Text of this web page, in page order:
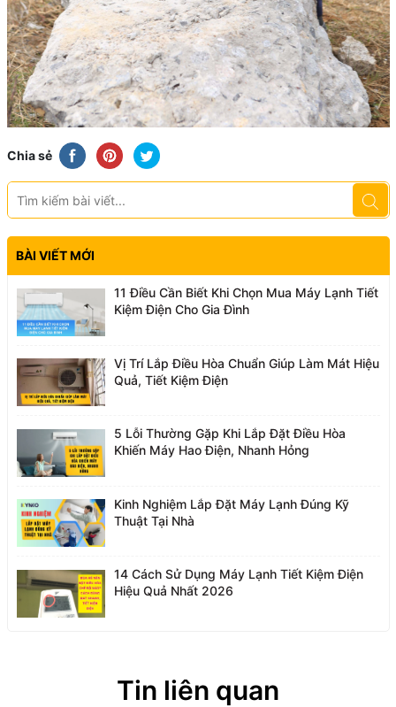
Chia sẻ
BÀI VIẾT MỚI
11 Điều Cần Biết Khi Chọn Mua Máy Lạnh Tiết
Kiệm Điện Cho Gia Đình
Vị Trí Lắp Điều Hòa Chuẩn Giúp Làm Mát Hiệu
Quả, Tiết Kiệm Điện
5 Lỗi Thường Gặp Khi Lắp Đặt Điều Hòa
Khiến Máy Hao Điện, Nhanh Hỏng
Kinh Nghiệm Lắp Đặt Máy Lạnh Đúng Kỹ
Thuật Tại Nhà
14 Cách Sử Dụng Máy Lạnh Tiết Kiệm Điện
Hiệu Quả Nhất 2026
Tin liên quan